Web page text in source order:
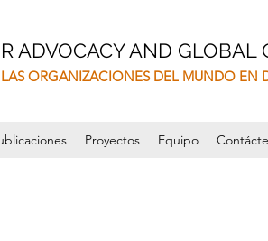
ADVOCACY AND GLOBAL
ORGANIZACIONES DEL MUNDO
Proyectos Equipo